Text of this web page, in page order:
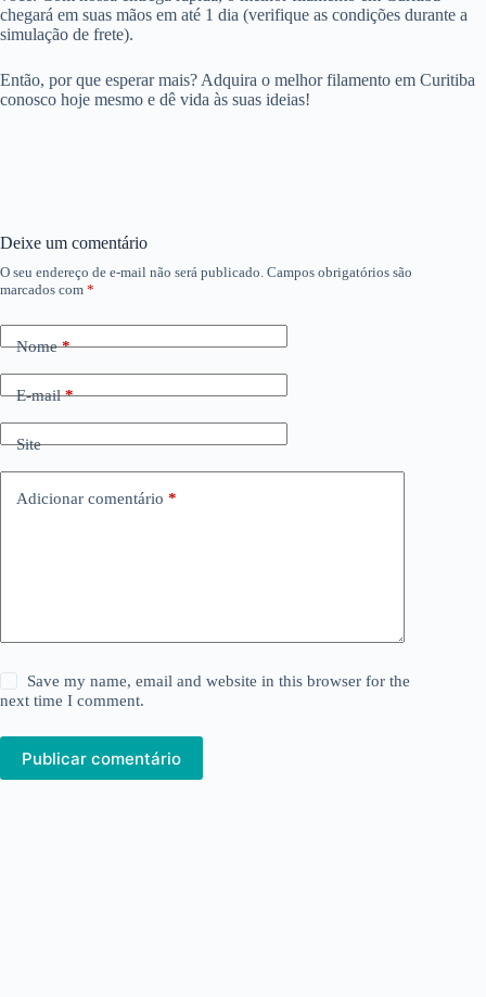
chegará em suas mãos em até 1 dia (verifique as condições durante a
simulação de frete).
Então, por que esperar mais? Adquira o melhor filamento em Curitiba
conosco hoje mesmo e dê vida às suas ideias!
Deixe um comentário
O seu endereço de e-mail não será publicado. Campos obrigatórios são
marcados com *
Nome*
E-mail*
Site
Adicionar comentário *
Save my name, email and website in this browser for the
next time I comment.
Publicar comentário